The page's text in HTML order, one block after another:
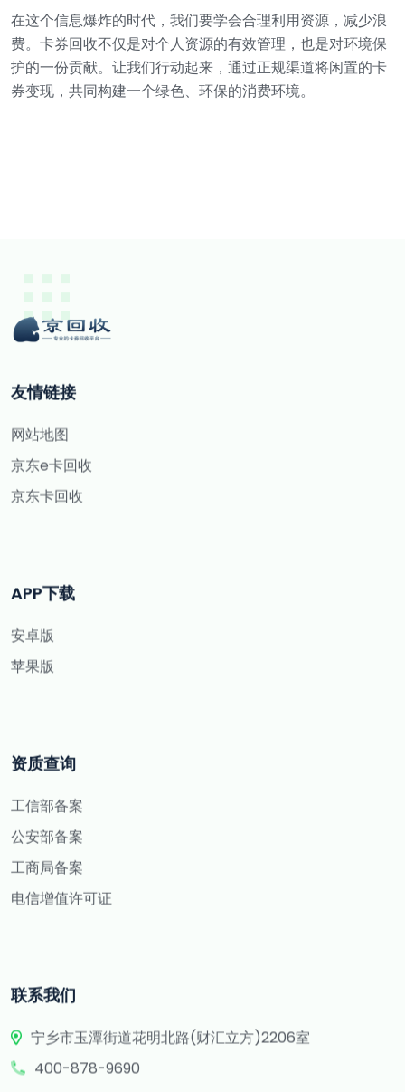
在这个信息爆炸的时代，我们要学会合理利用资源，减少浪
费。卡券回收不仅是对个人资源的有效管理，也是对环境保
护的一份贡献。让我们行动起来，通过正规渠道将闲置的卡
券变现，共同构建一个绿色、环保的消费环境。
友情链接
网站地图
京东e卡回收
京东卡回收
APP下载
安卓版
苹果版
资质查询
工信部备案
公安部备案
工商局备案
电信增值许可证
联系我们
宁乡市玉潭街道花明北路(财汇立方)2206室
400-878-9690